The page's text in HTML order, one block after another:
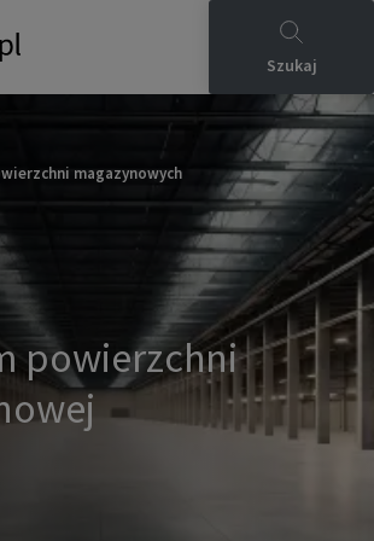
Szukaj
magazynowych
powierzchni